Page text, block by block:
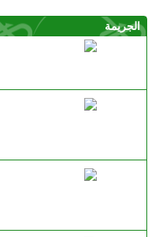
الجريمة